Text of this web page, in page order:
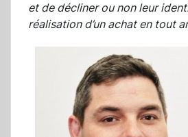
et de décliner ou non leur
réalisation d’un achat en tout